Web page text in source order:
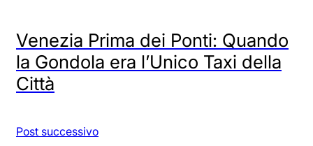
Venezia Prima dei Ponti: Quando
la Gondola era l’Unico Taxi della
Città
Post successivo